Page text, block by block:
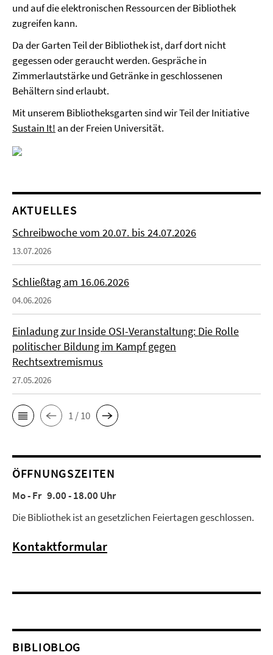
und auf die elektronischen Ressourcen der Bibliothek
zugreifen kann.
Da der Garten Teil der Bibliothek ist, darf dort nicht
gegessen oder geraucht werden. Gespräche in
Zimmerlautstärke und Getränke in geschlossenen
Behältern sind erlaubt.
Mit unserem Bibliotheksgarten sind wir Teil der Initiative
Sustain It! an der Freien Universität.
AKTUELLES
Schreibwoche vom 20.07. bis 24.07.2026
13.07.2026
Schließtag am 16.06.2026
04.06.2026
Einladung zur Inside OSI-Veranstaltung: Die Rolle
politischer Bildung im Kampf gegen
Rechtsextremismus
27.05.2026
1 / 10
ÖFFNUNGSZEITEN
Mo - Fr 9.00 - 18.00 Uhr
Die Bibliothek ist an gesetzlichen Feiertagen geschlossen.
Kontaktformular
BIBLIOBLOG